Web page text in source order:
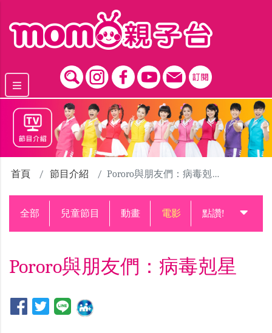
首頁 節目介紹 Pororo與朋友們：病毒剋星
全部 兒童節目 動畫 電影 點讚!升級中
Pororo與朋友們：病毒剋星